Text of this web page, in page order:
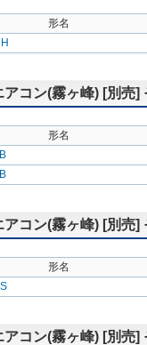
形名
アコン(霧ヶ峰) [別売]
形名
アコン(霧ヶ峰) [別売]
形名
アコン(霧ヶ峰) [別売]